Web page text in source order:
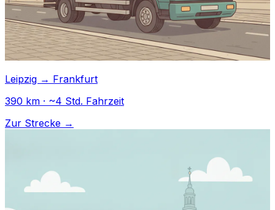
Leipzig → Frankfurt
390 km · ~4 Std. Fahrzeit
Zur Strecke →